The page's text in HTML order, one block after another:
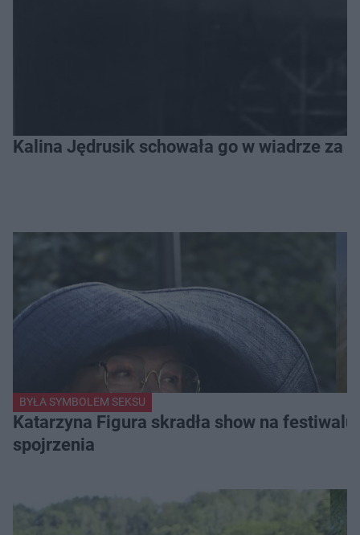
Kalina Jędrusik schowała go w wiadrze za
BYŁA SYMBOLEM SEKSU
Katarzyna Figura skradła show na
spojrzenia